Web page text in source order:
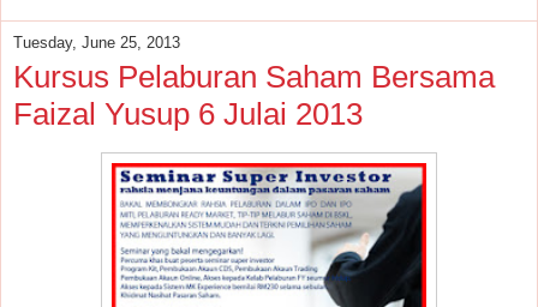
Tuesday, June 25, 2013
Kursus Pelaburan Saham Bersama
Faizal Yusup 6 Julai 2013